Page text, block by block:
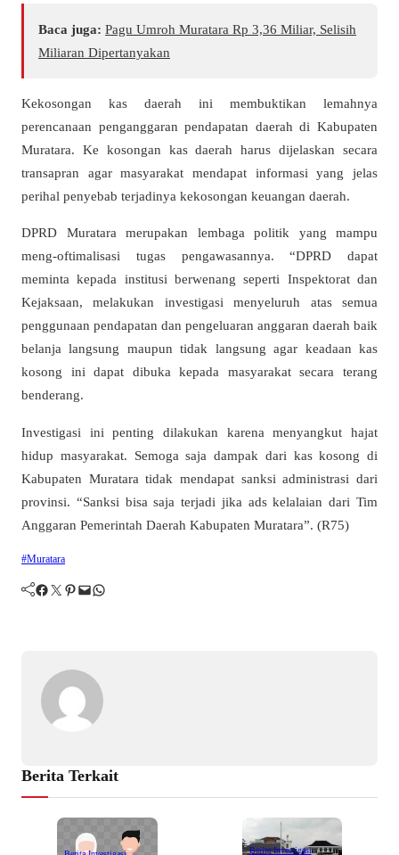
Baca juga: Pagu Umroh Muratara Rp 3,36 Miliar, Selisih
Miliaran Dipertanyakan
Kekosongan kas daerah ini membuktikan lemahnya
perencanaan penganggaran pendapatan daerah di Kabupaten
Muratara. Ke kosongan kas daerah harus dijelaskan secara
transapran agar masyarakat mendapat informasi yang jelas
perihal penyebab terjadinya kekosongan keuangan daerah.
DPRD Muratara merupakan lembaga politik yang mampu
meng-oftimalisasi tugas pengawasannya. “DPRD dapat
meminta kepada institusi berwenang seperti Inspektorat dan
Kejaksaan, melakukan investigasi menyeluruh atas semua
penggunaan pendapatan dan pengeluaran anggaran daerah baik
belanja langsung maupun tidak langsung agar keadaan kas
kosong ini dapat dibuka kepada masyarakat secara terang
benderang.
Investigasi ini penting dilakukan karena menyangkut hajat
hidup masyarakat. Semoga saja dampak dari kas kosong di
Kabupaten Muratara tidak mendapat sanksi administrasi dari
provinsi. “Sanksi bisa saja terjadi jika ads kelalaian dari Tim
Anggaran Pemerintah Daerah Kabupaten Muratara”. (R75)
#Muratara
Facebook Twitter Pinterest Mail WhatsApp
Berita Terkait
Berita Investigasi